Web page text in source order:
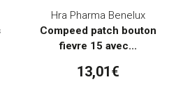
Hra Pharma Benelux
Compeed patch bouton
fievre 15 avec...
13,01€